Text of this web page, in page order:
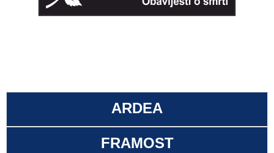
ARDEA
FRAMOST